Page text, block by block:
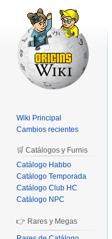
Wiki Principal
Cambios recientes
🛒 Catálogos y Furnis
Catálogo Habbo
Catálogo Temporada
Catálogo Club HC
Catálogo NPC
👉 Rares y Megas